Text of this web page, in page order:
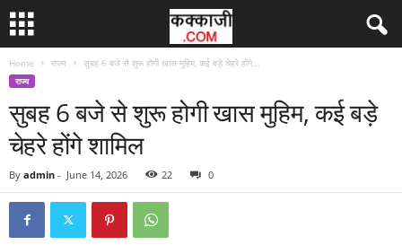
Home राज्य सुबह 6 बजे से शुरू होगी खास मुहिम, कई बड़े चेहरे होंगे...
राज्य
सुबह 6 बजे से शुरू होगी खास मुहिम, कई बड़े
चेहरे होंगे शामिल
By admin - June 14, 2026 22 0